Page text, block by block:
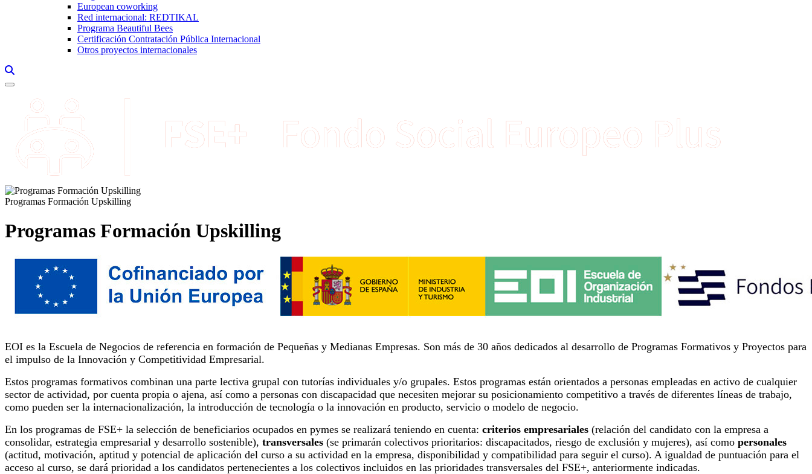
European coworking
Red internacional: REDTIKAL
Programa Beautiful Bees
Certificación Contratación Pública Internacional
Otros proyectos internacionales
Programas Formación Upskilling
Programas Formación Upskilling
EOI es la Escuela de Negocios de referencia en formación de Pequeñas y Medianas Empresas. Son más de 30 años dedicados al desarrollo de Programas Formativos y Proyectos para
el impulso de la Innovación y Competitividad Empresarial.
Estos programas formativos combinan una parte lectiva grupal con tutorías individuales y/o grupales. Estos programas están orientados a personas empleadas en activo de cualquier
sector de actividad, por cuenta propia o ajena, así como a personas con discapacidad que necesiten mejorar su posicionamiento competitivo a través de diferentes líneas de trabajo,
como pueden ser la internacionalización, la introducción de tecnología o la innovación en producto, servicio o modelo de negocio.
En los programas de FSE+ la selección de beneficiarios ocupados en pymes se realizará teniendo en cuenta: criterios empresariales (relación del candidato con la empresa a
consolidar, estrategia empresarial y desarrollo sostenible), transversales (se primarán colectivos prioritarios: discapacitados, riesgo de exclusión y mujeres), así como personales
(actitud, motivación, aptitud y potencial de aplicación del curso a su actividad en la empresa, disponibilidad y compatibilidad para seguir el curso). A igualdad de puntuación para el
acceso al curso, se dará prioridad a los candidatos pertenecientes a los colectivos incluidos en las prioridades transversales del FSE+, anteriormente indicadas.